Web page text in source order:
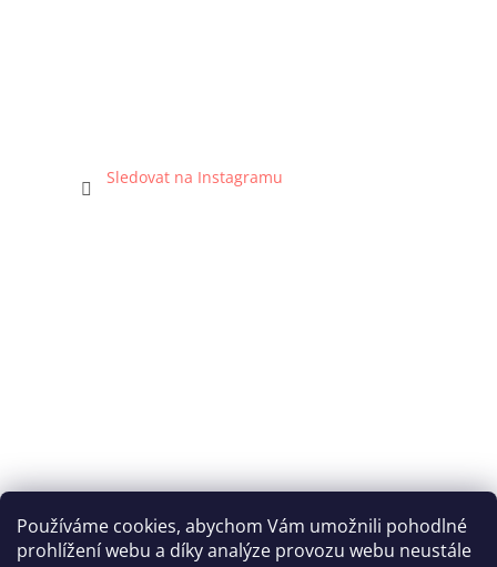
Používáme cookies, abychom Vám umožnili pohodlné
prohlížení webu a díky analýze provozu webu neustále
Sledovat na Instagramu
Katka Hromasová Foto